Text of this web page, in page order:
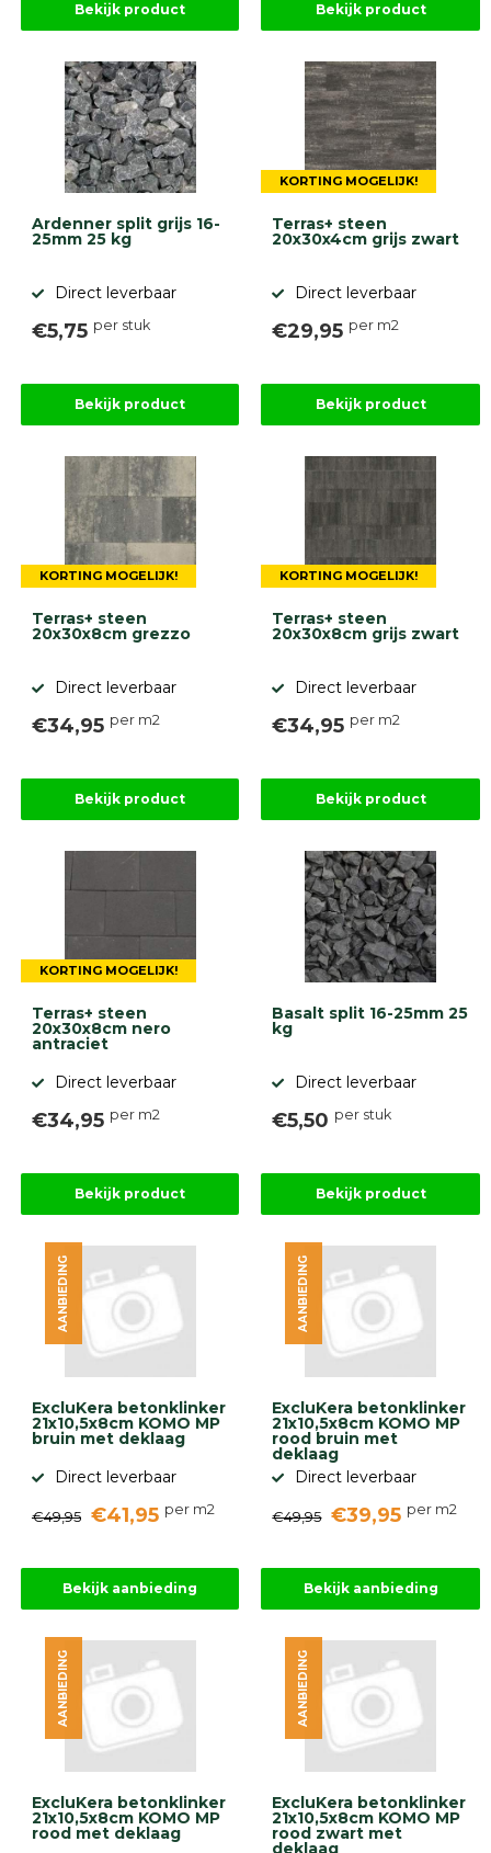
Bekijk product Bekijk product
Ardenner split grijs 16-
25mm 25 kg
Direct leverbaar
€5,75 per stuk
Bekijk product
KORTING MOGELIJK!
Terras+ steen
20x30x4cm grijs zwart
Direct leverbaar
€29,95 per m2
Bekijk product
KORTING MOGELIJK!
Terras+ steen
20x30x8cm grezzo
Direct leverbaar
€34,95 per m2
Bekijk product
KORTING MOGELIJK!
Terras+ steen
20x30x8cm grijs zwart
Direct leverbaar
€34,95 per m2
Bekijk product
KORTING MOGELIJK!
Terras+ steen
20x30x8cm nero
antraciet
Direct leverbaar
€34,95 per m2
Bekijk product
Basalt split 16-25mm 25
kg
Direct leverbaar
€5,50 per stuk
Bekijk product
ExcluKera betonklinker
21x10,5x8cm KOMO MP
bruin met deklaag
Direct leverbaar
€49,95 €41,95 per m2
AANBIEDING
Bekijk aanbieding
ExcluKera betonklinker
21x10,5x8cm KOMO MP
rood bruin met
deklaag
Direct leverbaar
€49,95 €39,95 per m2
AANBIEDING
Bekijk aanbieding
ExcluKera betonklinker
21x10,5x8cm KOMO MP
rood met deklaag
AANBIEDING
ExcluKera betonklinker
21x10,5x8cm KOMO MP
rood zwart met
deklaag
AANBIEDING